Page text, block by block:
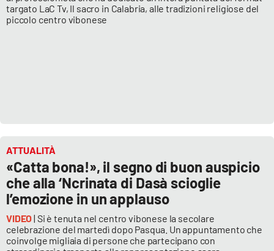
targato LaC Tv, Il sacro in Calabria, alle tradizioni religiose del
piccolo centro vibonese
ATTUALITÀ
«Catta bona!», il segno di buon auspicio
che alla ‘Ncrinata di Dasà scioglie
l’emozione in un applauso
VIDEO| Si è tenuta nel centro vibonese la secolare
celebrazione del martedì dopo Pasqua. Un appuntamento che
coinvolge migliaia di persone che partecipano con